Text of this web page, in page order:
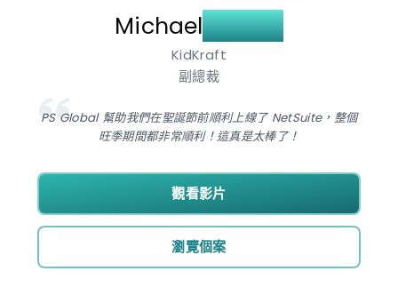
MichaelSagan
KidKraft
副總裁
PS Global 幫助我們在聖誕節前順利上線了 NetSuite，整個
旺季期間都非常順利！這真是太棒了！
觀看影片
瀏覽個案